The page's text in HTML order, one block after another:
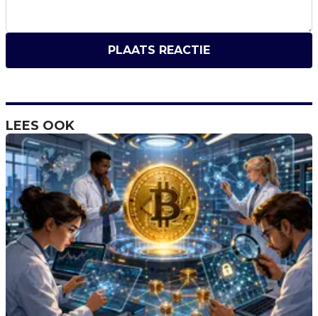
PLAATS REACTIE
LEES OOK